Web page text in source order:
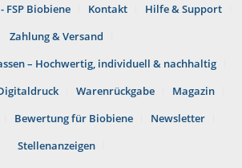
FSP Biobiene Kontakt
Hilfe & Support
Zahlung & Versand
– Hochwertig, individuell & nachhaltig
Warenrückgabe
Magazin
Bewertung für Biobiene
Newsletter
Stellenanzeigen